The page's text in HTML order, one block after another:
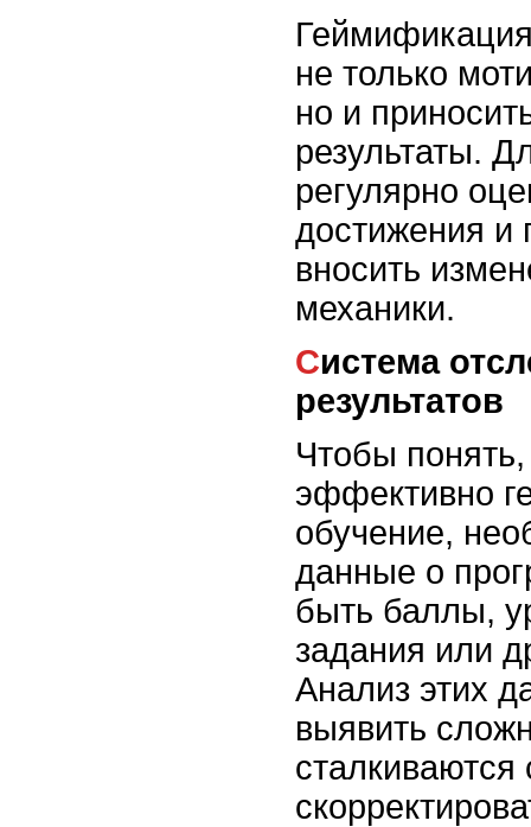
не только
но и
результаты.
регулярно
достижения и
вносить
механики.
Система отслеживания
результатов
Чтобы понять,
эффективно
обучение,
данные о
быть баллы,
задания или
Анализ этих
выявить
сталкиваются